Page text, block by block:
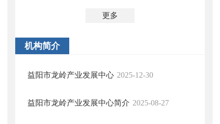
更多
机构简介
益阳市龙岭产业发展中心 2025-12-30
益阳市龙岭产业发展中心简介 2025-08-27